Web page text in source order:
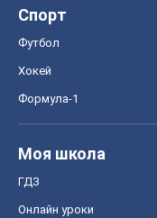
Спорт
Футбол
Хокей
Формула-1
Моя школа
ГДЗ
Онлайн уроки